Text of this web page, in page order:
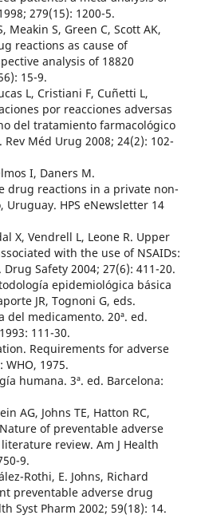
279(15): 1200-5.
Meakin S, Green C, Scott AK,
reactions as cause of
analysis of 18820
15-9.
L, Cristiani F, Cuñetti L,
por reacciones adversas
del tratamiento farmacológico
Méd Urug 2008; 24(2): 102-
I, Daners M.
drug reactions in a private non-
HPS eNewsletter 14
X, Vendrell L, Leone R. Upper
with the use of NSAIDs:
Safety 2004; 27(6): 411-20.
epidemiológica básica
JR, Tognoni G, eds.
medicamento. 20ª. ed.
111-30.
Requirements for adverse
1975.
humana. 3ª. ed. Barcelona:
AG, Johns TE, Hatton RC,
of preventable adverse
review. Am J Health
9.
Rothi, E. Johns, Richard
preventable adverse drug
Syst Pharm 2002; 59(18): 14.